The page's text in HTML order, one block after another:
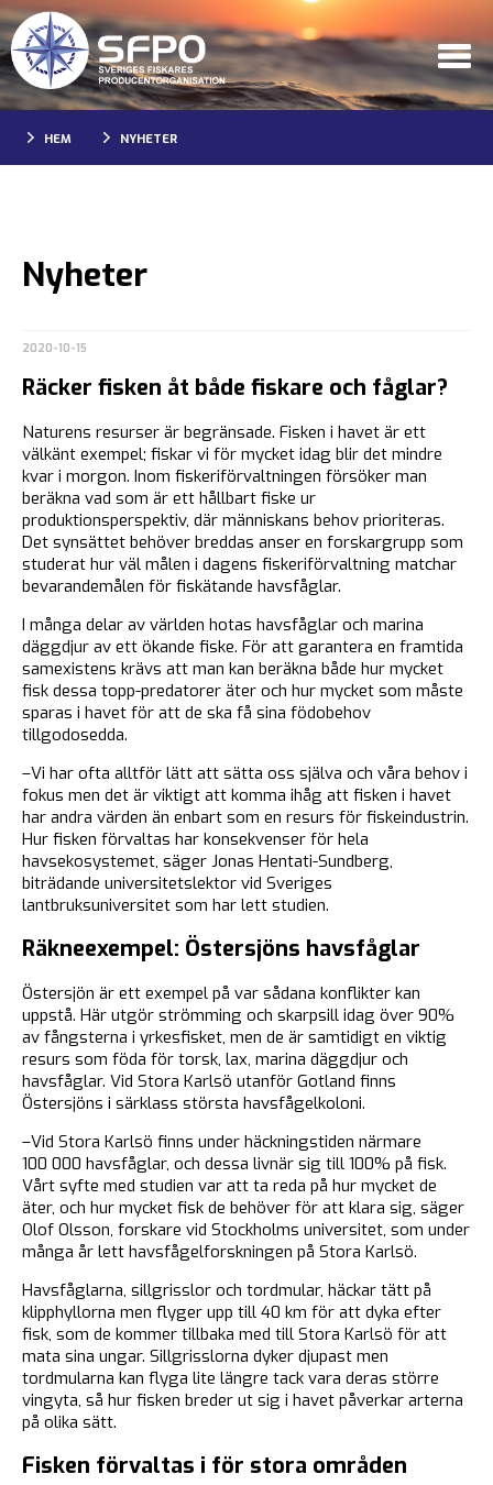
HEM NYHETER
Nyheter
2020-10-15
Räcker fisken åt både fiskare och fåglar?
Naturens resurser är begränsade. Fisken i havet är ett
välkänt exempel; fiskar vi för mycket idag blir det mindre
kvar i morgon. Inom fiskeriförvaltningen försöker man
beräkna vad som är ett hållbart fiske ur
produktionsperspektiv, där människans behov prioriteras.
Det synsättet behöver breddas anser en forskargrupp som
studerat hur väl målen i dagens fiskeriförvaltning matchar
bevarandemålen för fiskätande havsfåglar.
I många delar av världen hotas havsfåglar och marina
däggdjur av ett ökande fiske. För att garantera en framtida
samexistens krävs att man kan beräkna både hur mycket
fisk dessa topp-predatorer äter och hur mycket som måste
sparas i havet för att de ska få sina födobehov
tillgodosedda.
–Vi har ofta alltför lätt att sätta oss själva och våra behov i
fokus men det är viktigt att komma ihåg att fisken i havet
har andra värden än enbart som en resurs för fiskeindustrin.
Hur fisken förvaltas har konsekvenser för hela
havsekosystemet, säger Jonas Hentati-Sundberg,
biträdande universitetslektor vid Sveriges
lantbruksuniversitet som har lett studien.
Räkneexempel: Östersjöns havsfåglar
Östersjön är ett exempel på var sådana konflikter kan
uppstå. Här utgör strömming och skarpsill idag över 90%
av fångsterna i yrkesfisket, men de är samtidigt en viktig
resurs som föda för torsk, lax, marina däggdjur och
havsfåglar. Vid Stora Karlsö utanför Gotland finns
Östersjöns i särklass största havsfågelkoloni.
–Vid Stora Karlsö finns under häckningstiden närmare
100 000 havsfåglar, och dessa livnär sig till 100% på fisk.
Vårt syfte med studien var att ta reda på hur mycket de
äter, och hur mycket fisk de behöver för att klara sig, säger
Olof Olsson, forskare vid Stockholms universitet, som under
många år lett havsfågelforskningen på Stora Karlsö.
Havsfåglarna, sillgrisslor och tordmular, häckar tätt på
klipphyllorna men flyger upp till 40 km för att dyka efter
fisk, som de kommer tillbaka med till Stora Karlsö för att
mata sina ungar. Sillgrisslorna dyker djupast men
tordmularna kan flyga lite längre tack vara deras större
vingyta, så hur fisken breder ut sig i havet påverkar arterna
på olika sätt.
Fisken förvaltas i för stora områden